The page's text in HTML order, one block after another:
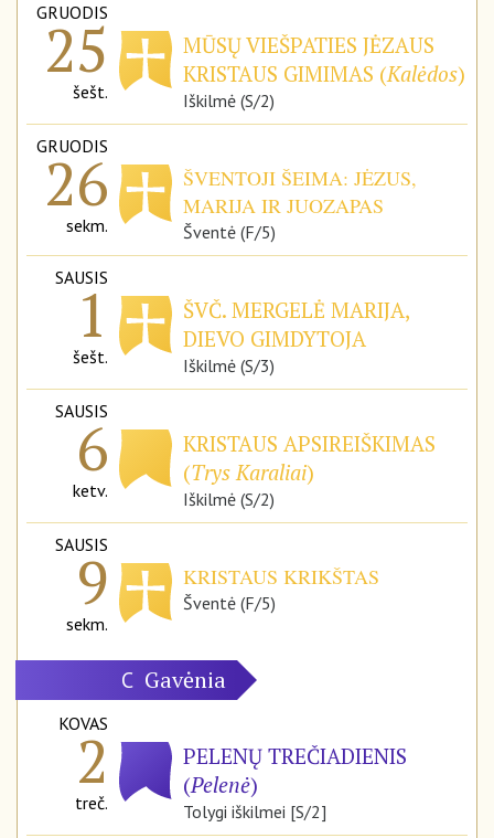
GRUODIS
25
šešt.
MŪSŲ VIEŠPATIES JĖZAUS
KRISTAUS GIMIMAS (Kalėdos)
Iškilmė (S/2)
GRUODIS
26
sekm.
ŠVENTOJI ŠEIMA: JĖZUS,
MARIJA IR JUOZAPAS
Šventė (F/5)
SAUSIS
1
šešt.
ŠVČ. MERGELĖ MARIJA,
DIEVO GIMDYTOJA
Iškilmė (S/3)
SAUSIS
6
ketv.
KRISTAUS APSIREIŠKIMAS
(Trys Karaliai)
Iškilmė (S/2)
SAUSIS
9
sekm.
KRISTAUS KRIKŠTAS
Šventė (F/5)
C Gavėnia
KOVAS
2
treč.
PELENŲ TREČIADIENIS
(Pelenė)
Tolygi iškilmei [S/2]